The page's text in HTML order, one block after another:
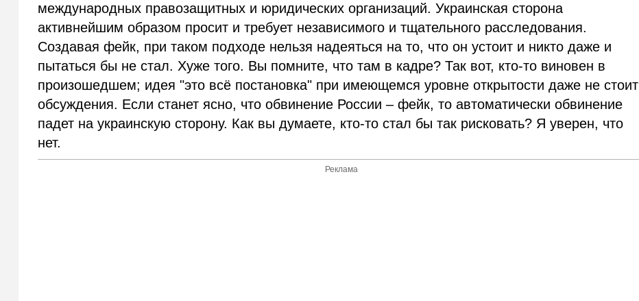
международных правозащитных и юридических организаций. Украинская сторона
активнейшим образом просит и требует независимого и тщательного расследования.
Создавая фейк, при таком подходе нельзя надеяться на то, что он устоит и никто даже и
пытаться бы не стал. Хуже того. Вы помните, что там в кадре? Так вот, кто-то виновен в
произошедшем; идея "это всё постановка" при имеющемся уровне открытости даже не стоит
обсуждения. Если станет ясно, что обвинение России – фейк, то автоматически обвинение
падет на украинскую сторону. Как вы думаете, кто-то стал бы так рисковать? Я уверен, что
нет.
Реклама